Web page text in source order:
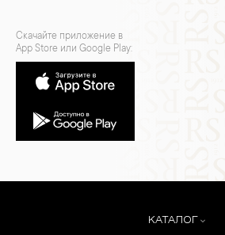
Скачайте приложение в
App Store или Google Play:
КАТАЛОГ